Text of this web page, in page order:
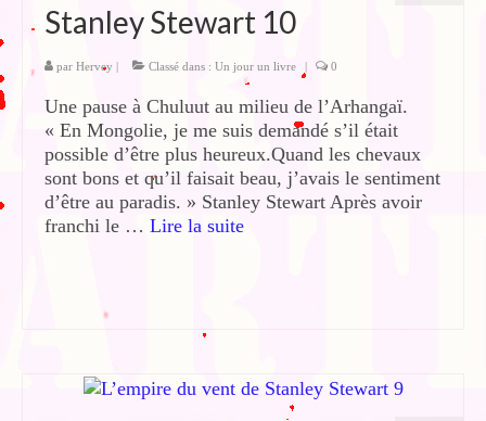
Stanley Stewart 10
par Hervey | Classé dans : Un jour un livre | 0
Une pause à Chuluut au milieu de l’Arhangaï.
« En Mongolie, je me suis demandé s’il était
possible d’être plus heureux.Quand les chevaux
sont bons et qu’il faisait beau, j’avais le sentiment
d’être au paradis. » Stanley Stewart Après avoir
franchi le … Lire la suite­­